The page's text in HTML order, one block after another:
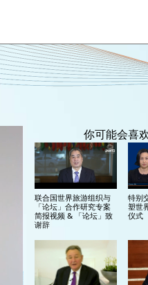
你可能会喜
联合国世界旅游组织与
「论坛」合作研究专案
简报视频 & 「论坛」致
谢辞
特别
塑世
仪式